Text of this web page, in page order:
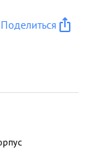
Поделиться